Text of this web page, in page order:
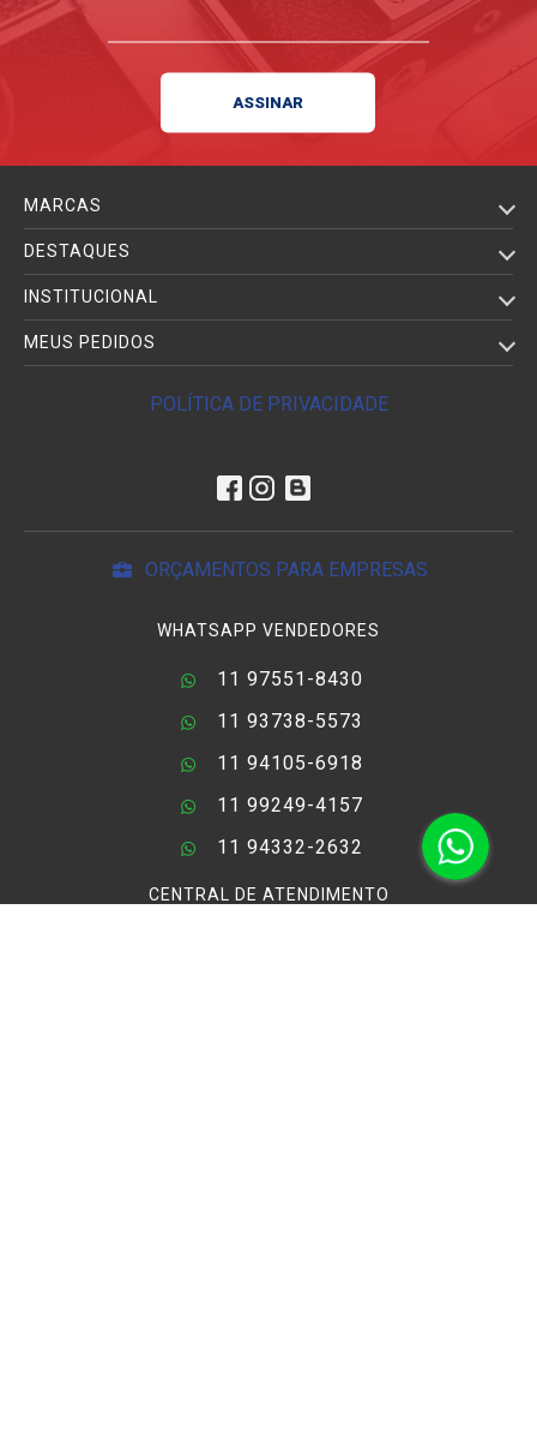
MARCAS
DESTAQUES
INSTITUCIONAL
MEUS PEDIDOS
POLÍTICA DE PRIVACIDADE
ORÇAMENTOS PARA EMPRESAS
WHATSAPP VENDEDORES
11 97551-8430
11 93738-5573
11 94105-6918
11 99249-4157
11 94332-2632
CENTRAL DE ATENDIMENTO